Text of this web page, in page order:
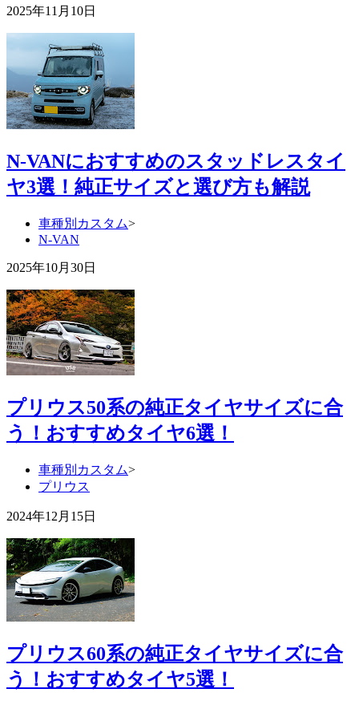
2025年11月10日
N-VANにおすすめのスタッドレスタイ
ヤ3選！純正サイズと選び方も解説
車種別カスタム>
N-VAN
2025年10月30日
プリウス50系の純正タイヤサイズに合
う！おすすめタイヤ6選！
車種別カスタム>
プリウス
2024年12月15日
プリウス60系の純正タイヤサイズに合
う！おすすめタイヤ5選！